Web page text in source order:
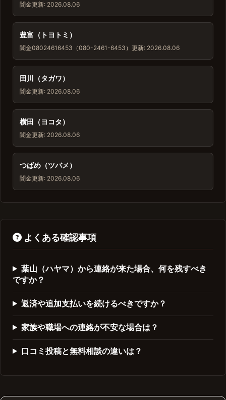
闇金更新: 2026.08.06
豊富（トヨトミ）
闇金08024616453（080-2461-6453） 更新: 2026.08.06
田川（タガワ）
闇金更新: 2026.08.06
横田（ヨコタ）
闇金更新: 2026.08.06
つばめ（ツバメ）
闇金更新: 2026.08.06
よくある確認事項
葉山（ハヤマ）から連絡が来た場合、何を残すべき
ですか？
返済や追加支払いを続けるべきですか？
家族や職場への連絡が不安な場合は？
口コミ投稿と無料相談の違いは？